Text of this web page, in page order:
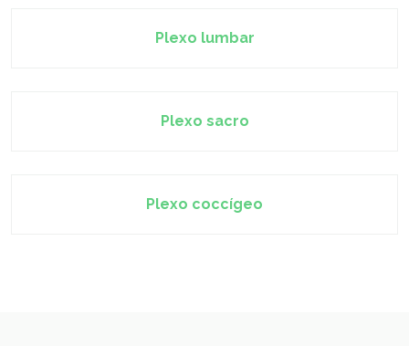
Plexo lumbar
Plexo sacro
Plexo coccígeo